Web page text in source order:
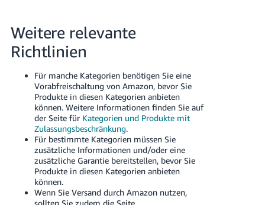
Weitere relevante
Richtlinien
Für manche Kategorien benötigen Sie eine
Vorabfreischaltung von Amazon, bevor Sie
Produkte in diesen Kategorien anbieten
können. Weitere Informationen finden Sie auf
der Seite für Kategorien und Produkte mit
Zulassungsbeschränkung.
Für bestimmte Kategorien müssen Sie
zusätzliche Informationen und/oder eine
zusätzliche Garantie bereitstellen, bevor Sie
Produkte in diesen Kategorien anbieten
können.
Wenn Sie Versand durch Amazon nutzen,
sollten Sie zudem die Seite